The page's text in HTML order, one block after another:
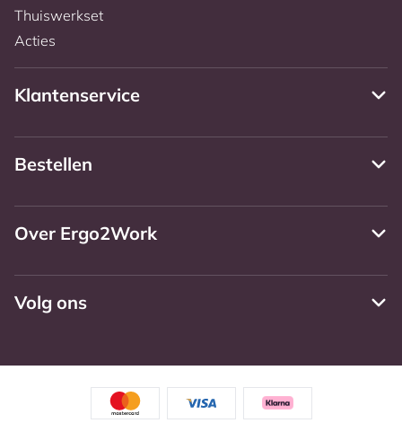
Thuiswerkset
Acties
Klantenservice
Bestellen
Over Ergo2Work
Volg ons